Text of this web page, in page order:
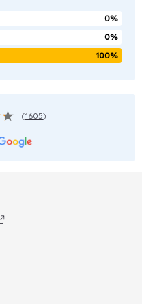
0%
0%
100%
(1605)